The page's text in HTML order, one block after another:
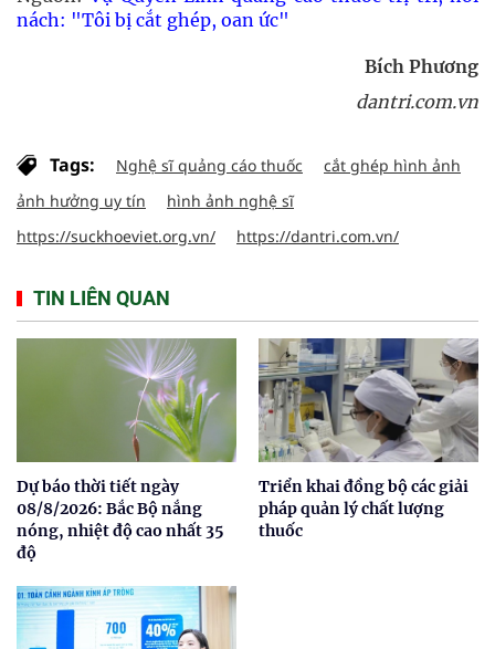
nách: "Tôi bị cắt ghép, oan ức"
Bích Phương
dantri.com.vn
Tags: Nghệ sĩ quảng cáo thuốc
cắt ghép hình ảnh
ảnh hưởng uy tín
hình ảnh nghệ sĩ
https://suckhoeviet.org.vn/
https://dantri.com.vn/
TIN LIÊN QUAN
Dự báo thời tiết ngày
08/8/2026: Bắc Bộ nắng
nóng, nhiệt độ cao nhất 35
độ
Triển khai đồng bộ các giải
pháp quản lý chất lượng
thuốc